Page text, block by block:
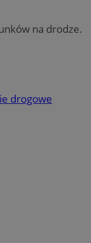
na drodze.
drogowe